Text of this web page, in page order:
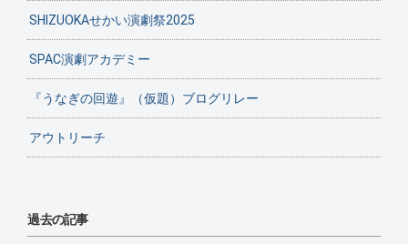
SHIZUOKAせかい演劇祭2025
SPAC演劇アカデミー
『うなぎの回遊』（仮題）ブログリレー
アウトリーチ
過去の記事